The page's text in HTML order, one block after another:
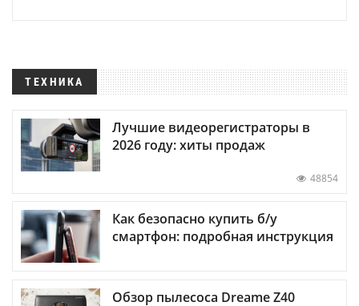
ТЕХНИКА
Лучшие видеорегистраторы в
2026 году: хиты продаж
48854
Как безопасно купить б/у
смартфон: подробная инструкция
Обзор пылесоса Dreame Z40